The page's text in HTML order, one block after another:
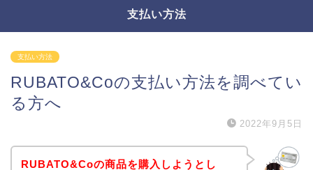
支払い方法
支払い方法
RUBATO&Coの支払い方法を調べてい
る方へ
2022年9月5日
RUBATO&Coの商品を購入しようとし